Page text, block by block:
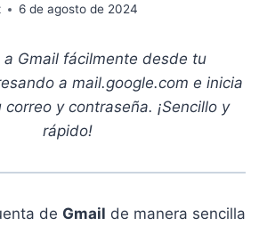
6 de agosto de 2024
a Gmail fácilmente desde tu
a mail.google.com e inicia
y contraseña. ¡Sencillo y
rápido!
de Gmail de manera sencilla